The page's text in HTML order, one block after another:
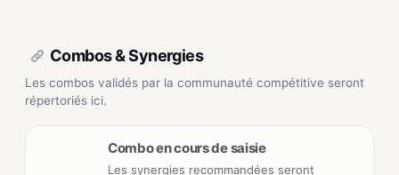
Combos & Synergies
Les combos validés par la communauté compétitive seront
répertoriés ici.
Combo en cours de saisie
Les synergies recommandées seront